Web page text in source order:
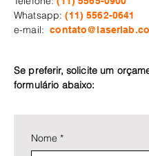
Whatsapp:(11) 5562-0641
e-mail:
Se preferir, solicite um
formulário abaixo:
Nome *